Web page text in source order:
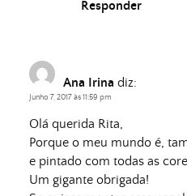
Responder
Ana Irina diz:
Junho 7, 2017 às 11:59 pm
Olá querida Rita,
Porque o meu mundo é,
e pintado com todas as
Um gigante obrigada!